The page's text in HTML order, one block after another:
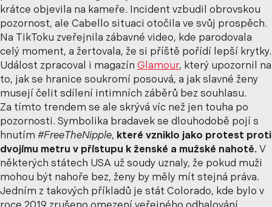
krátce objevila na kameře. Incident vzbudil obrovskou
pozornost, ale Cabello situaci otočila ve svůj prospěch.
Na TikToku zveřejnila zábavné video, kde parodovala
celý moment, a žertovala, že si příště pořídí lepší krytky.
Událost zpracoval i magazín Glamour, který upozornil na
to, jak se hranice soukromí posouvá, a jak slavné ženy
musejí čelit sdílení intimních záběrů bez souhlasu.
Za tímto trendem se ale skrývá víc než jen touha po
pozornosti. Symbolika bradavek se dlouhodobě pojí s
hnutím #FreeTheNipple, které vzniklo jako protest proti
dvojímu metru v přístupu k ženské a mužské nahotě. V
některých státech USA už soudy uznaly, že pokud muži
mohou být nahoře bez, ženy by měly mít stejná práva.
Jedním z takových příkladů je stát Colorado, kde bylo v